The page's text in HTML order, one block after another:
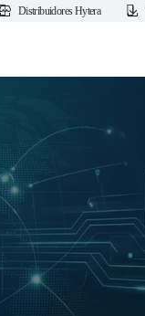
Distribuidores Hytera